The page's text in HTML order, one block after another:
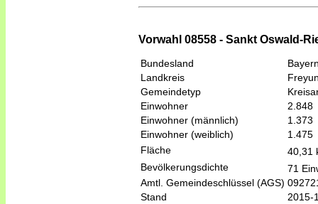
Vorwahl 08558 - Sankt Oswald-
Bundesland
Landkreis
Gemeindetyp
Einwohner
2.848
Einwohner (männlich)
1.373
Einwohner (weiblich)
1.475
Fläche
40,31
Bevölkerungsdichte
71
Amtl. Gemeindeschlüssel (AGS)
Stand
2015-